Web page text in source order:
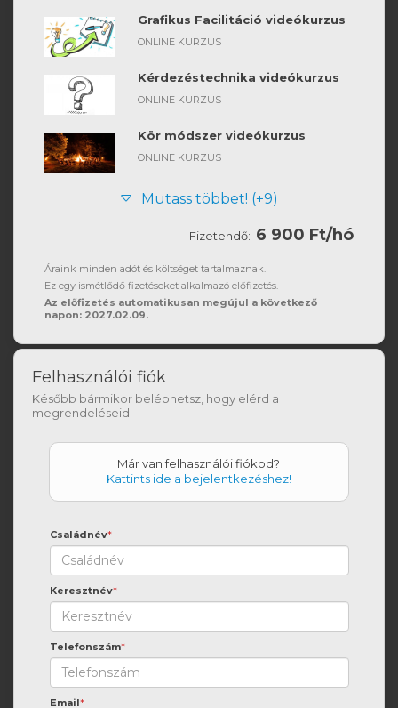
Grafikus Facilitáció videókurzus
ONLINE KURZUS
Kérdezéstechnika videókurzus
ONLINE KURZUS
Kör módszer videókurzus
ONLINE KURZUS
Mutass többet! (+9)
Fizetendő: 6 900 Ft/hó
Áraink minden adót és költséget tartalmaznak.
Ez egy ismétlődő fizetéseket alkalmazó előfizetés.
Az előfizetés automatikusan megújul a következő
napon: 2027.02.09.
Felhasználói fiók
Később bármikor beléphetsz, hogy elérd a
megrendeléseid.
Már van felhasználói fiókod?
Kattints ide a bejelentkezéshez!
Családnév*
Keresztnév*
Telefonszám*
Email*